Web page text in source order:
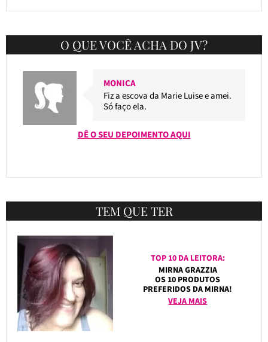
O QUE VOCÊ ACHA DO JV?
MONICA
Fiz a escova da Marie Luise e amei.
Só faço ela.
DÊ O SEU DEPOIMENTO AQUI
TEM QUE TER
TOP 10 DA LEITORA:
MIRNA GRAZZIA
OS 10 PRODUTOS
PREFERIDOS DA MIRNA!
VEJA MAIS